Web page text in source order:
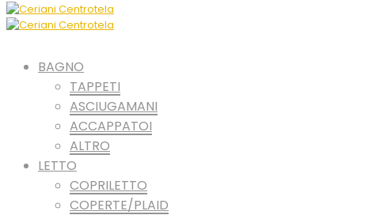
BAGNO
TAPPETI
ASCIUGAMANI
ACCAPPATOI
ALTRO
LETTO
COPRILETTO
COPERTE/PLAID